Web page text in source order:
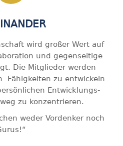
wird großer Wert auf
und gegenseitige
Die Mitglieder werden
Fähigkeiten zu entwickeln
Entwicklungs-
zu konzentrieren.
weder Vordenker noch